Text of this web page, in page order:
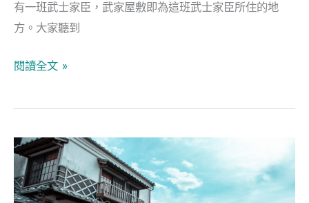
有一班武士家臣，武家屋敷即為這班武士家臣所住的地
方。大家聽到
屋
敷
垣
玄
機
閱讀全文 »
鹿
兒
島